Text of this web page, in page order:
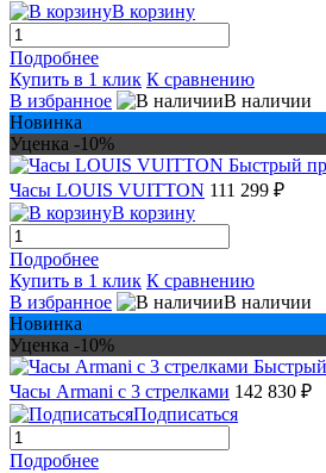
В корзину
Подробнее
Купить в 1 клик К сравнению
В избранное
В наличии
Новинка
Уценка -10%
Быстрый
Часы LOUIS VUITTON 111 299 ₽
В корзину
Подробнее
Купить в 1 клик К сравнению
В избранное
В наличии
Новинка
Уценка -10%
Часы Armani с 3 стрелками 142 830 ₽
Подписаться
Подробнее